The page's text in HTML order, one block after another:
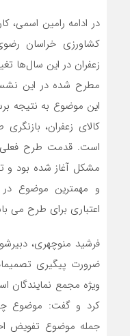
در ادامه رامین اسمی،
کشاورزی خراسان
زعفران در این سال‌ها
مطرح شده در این
این موضوع به نتیجه
کالای زعفران،
مشکل آغاز شده بود و
و مهمترین موضوع
اعتباری برای طرح می
فرشید منوچهری،
ضرورت پیگیری
ویژه مجمع نمایندگان
کرد و گفت: موضوع
جمله موضوع تفویض